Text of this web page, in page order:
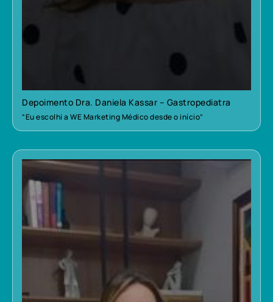
Depoimento Dra. Daniela Kassar – Gastropediatra
“Eu escolhi a WE Marketing Médico desde o início”